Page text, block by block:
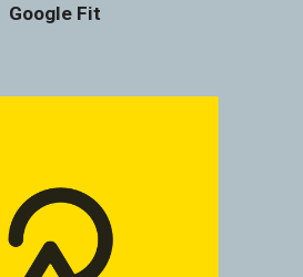
Google Fit